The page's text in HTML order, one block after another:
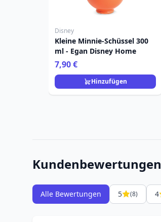
Disney
Kleine Minnie-Schüssel 300
ml - Egan Disney Home
7,90 €
Hinzufügen
Kundenbewertungen
Alle Bewertungen 5 (8) 4